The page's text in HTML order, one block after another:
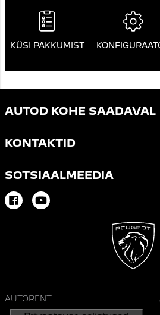
KÜSI PAKKUMIST
AUTOD KOHE SAADAVAL
KONTAKTID
SOTSIAALMEEDIA
Facebook
Youtube
AUTORENT